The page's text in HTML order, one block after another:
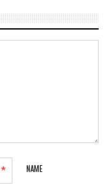
NAME
*